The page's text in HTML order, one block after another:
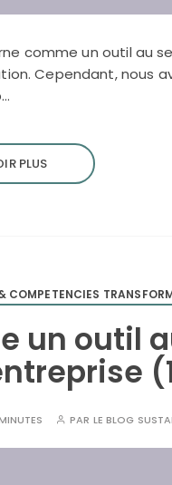
comme un outil au
Cependant, nous
PLUS
COMPETENCIES
un outil
PAR LE BLOG